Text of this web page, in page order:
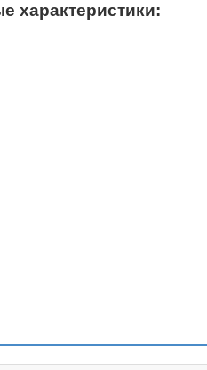
характеристики: